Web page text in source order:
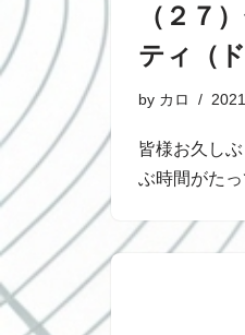
（２７
ティ（
by カロ
皆様お久し
ぶ時間がた